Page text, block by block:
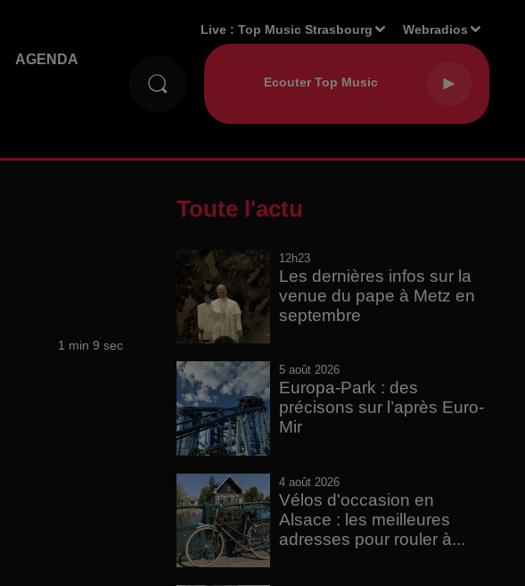
AGENDA
Live :Top Music Strasbourg Webradios
1 min 9 sec
Toute l'actu
12h23
Les dernières infos sur la
venue du pape à Metz en
septembre
5 août 2026
Europa-Park : des
précisons sur l’après Euro-
Mir
4 août 2026
Vélos d'occasion en
Alsace : les meilleures
adresses pour rouler à...